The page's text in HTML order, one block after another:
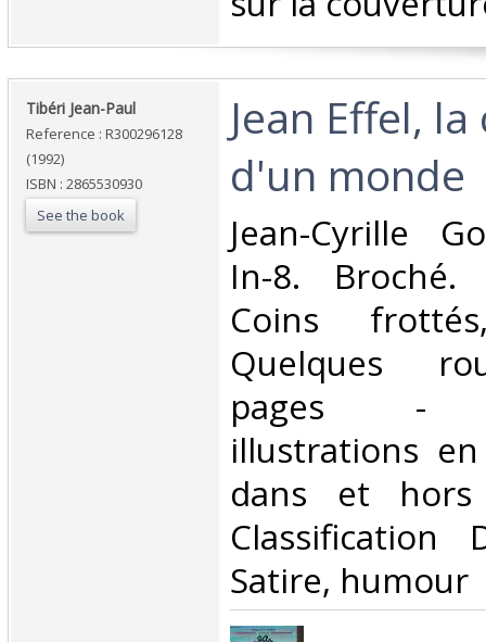
‎Tibéri Jean-Paul‎
Reference : R300296128
(1992)
ISBN : 2865530930
See the book
‎Jean Effel,
d'un monde‎
‎Jean-Cyrille
In-8. Broché.
Coins
Quelques
pages -
illustrations
dans et
Classification
Satire, humour‎